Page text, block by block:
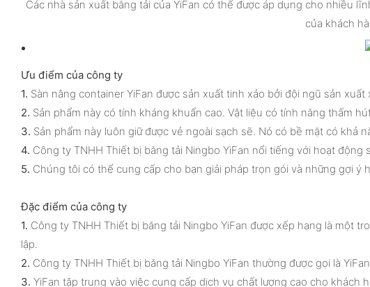
Các nhà sản xuất băng tải của YiFan có thể được áp dụng cho nhiều
của khách
Ưu điểm của công ty
1. Sàn nâng container YiFan được sản xuất tinh xảo bởi đội ngũ sản
2. Sản phẩm này có tính kháng khuẩn cao. Vật liệu có tính năng thấm
3. Sản phẩm này luôn giữ được vẻ ngoài sạch sẽ. Nó có bề mặt có
4. Công ty TNHH Thiết bị băng tải Ningbo YiFan nổi tiếng với hoạt
5. Chúng tôi có thể cung cấp cho bạn giải pháp trọn gói và những gợi
Đặc điểm của công ty
1. Công ty TNHH Thiết bị băng tải Ningbo YiFan được xếp hạng là một
lập.
2. Công ty TNHH Thiết bị băng tải Ningbo YiFan thường được gọi là
3. YiFan tập trung vào việc cung cấp dịch vụ chất lượng cao cho khách